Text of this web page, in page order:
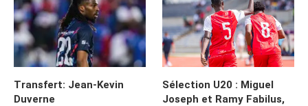
Transfert: Jean-Kevin
Duverne
Sélection U20 : Miguel
Joseph et Ramy Fabilus,